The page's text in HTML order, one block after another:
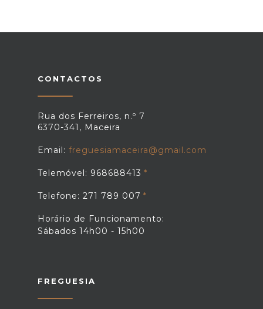
CONTACTOS
Rua dos Ferreiros, n.º 7
6370-341, Maceira
Email: freguesiamaceira@gmail.com
Telemóvel: 968688413
Telefone: 271 789 007
Horário de Funcionamento:
Sábados 14h00 - 15h00
FREGUESIA